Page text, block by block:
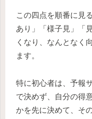
この四点を順番に見
あり」「様子見」「
くなり、なんとなく
ます。
特に初心者は、予報
で決めず、自分の得
かを先に決めて、そ